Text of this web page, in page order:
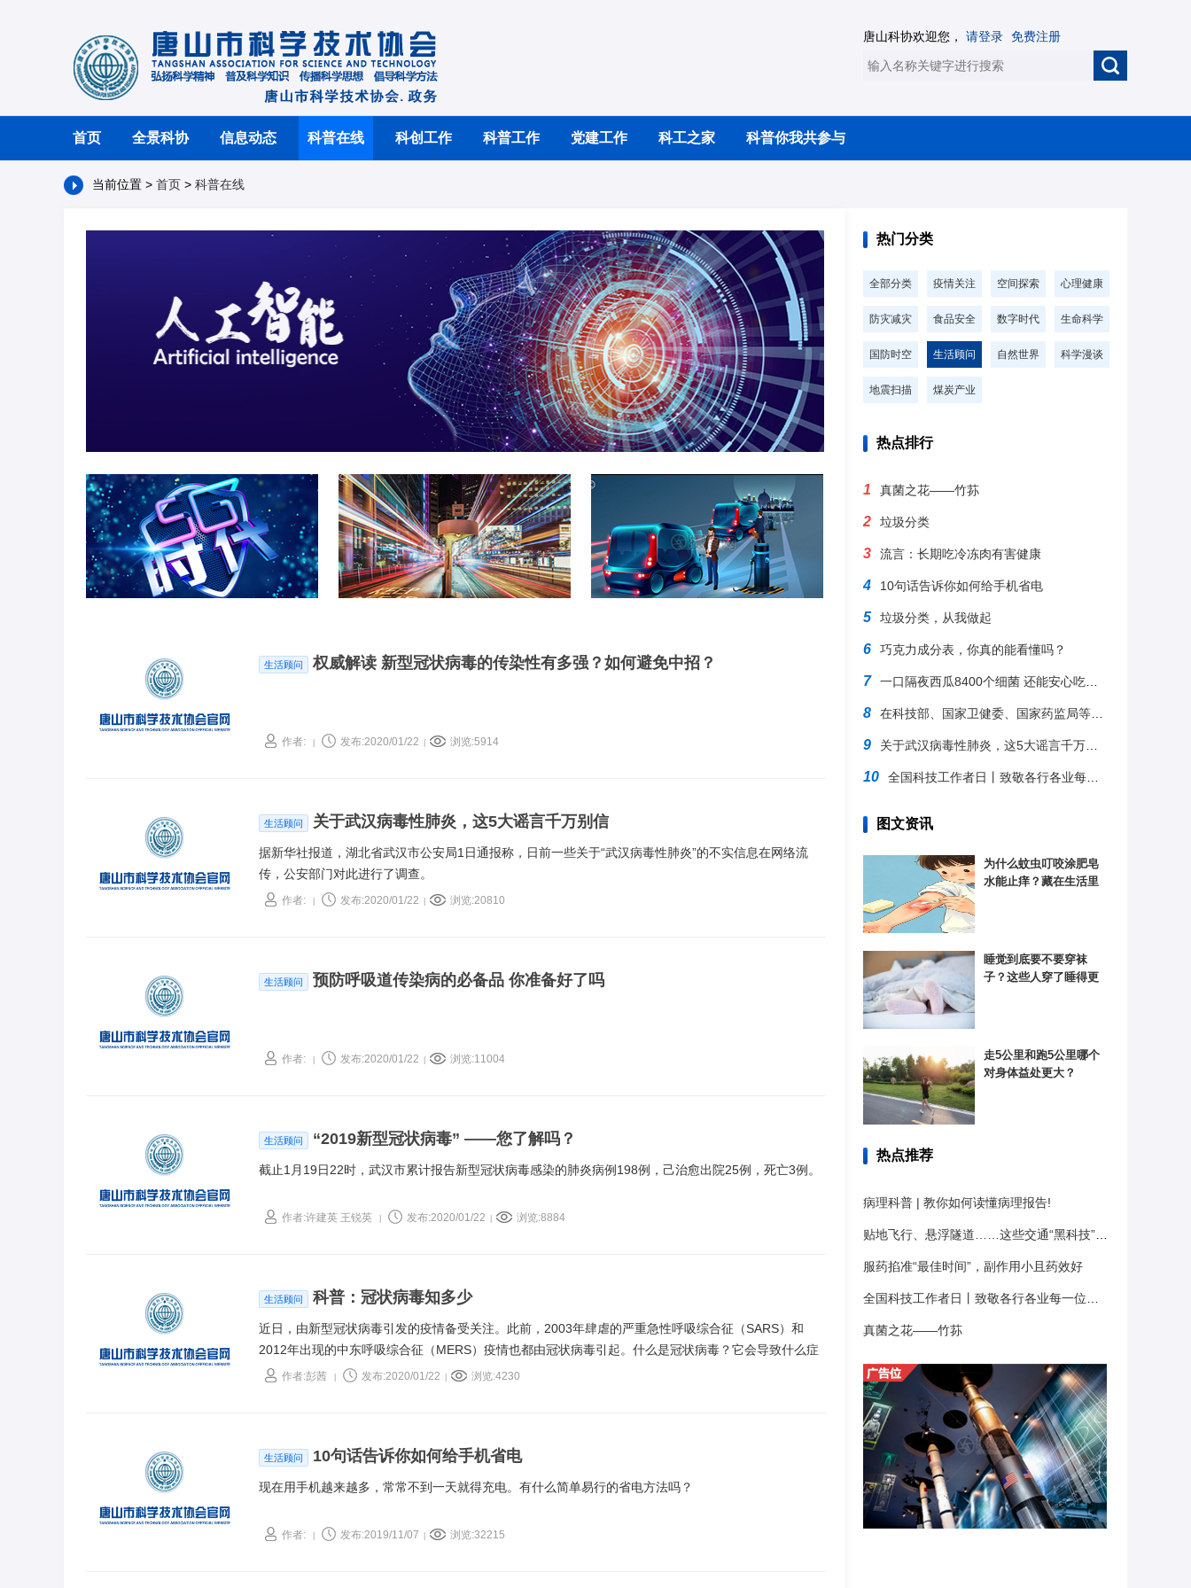
唐山科协欢迎您， 请登录 免费注册
首页 全景科协 信息动态 科普在线 科创工作 科普工作 党建工作 科工之家 科普你我共参与
当前位置 > 首页 > 科普在线
生活顾问 权威解读 新型冠状病毒的传染性有多强？如何避免中招？
作者: 发布:2020/01/22 浏览:5914
生活顾问 关于武汉病毒性肺炎，这5大谣言千万别信
据新华社报道，湖北省武汉市公安局1日通报称，日前一些关于“武汉病毒性肺炎”的不实信息在网络流
传，公安部门对此进行了调查。
作者: 发布:2020/01/22 浏览:20810
生活顾问 预防呼吸道传染病的必备品 你准备好了吗
作者: 发布:2020/01/22 浏览:11004
生活顾问 “2019新型冠状病毒” ——您了解吗？
截止1月19日22时，武汉市累计报告新型冠状病毒感染的肺炎病例198例，己治愈出院25例，死亡3例。
作者:许建英 王锐英 发布:2020/01/22 浏览:8884
生活顾问 科普：冠状病毒知多少
近日，由新型冠状病毒引发的疫情备受关注。此前，2003年肆虐的严重急性呼吸综合征（SARS）和
2012年出现的中东呼吸综合征（MERS）疫情也都由冠状病毒引起。什么是冠状病毒？它会导致什么症
状？怎样有效防护？
作者:彭茜 发布:2020/01/22 浏览:4230
生活顾问 10句话告诉你如何给手机省电
现在用手机越来越多，常常不到一天就得充电。有什么简单易行的省电方法吗？
作者: 发布:2019/11/07 浏览:32215
热门分类
全部分类 疫情关注 空间探索 心理健康
防灾减灾 食品安全 数字时代 生命科学
国防时空 生活顾问 自然世界 科学漫谈
地震扫描 煤炭产业
热点排行
1 真菌之花——竹荪
2 垃圾分类
3 流言：长期吃冷冻肉有害健康
4 10句话告诉你如何给手机省电
5 垃圾分类，从我做起
6 巧克力成分表，你真的能看懂吗？
7 一口隔夜西瓜8400个细菌 还能安心吃瓜吗？
8 在科技部、国家卫健委、国家药监局等多部门支持下，抗病毒药物瑞德西韦（remdesivir）已完成临床
9 关于武汉病毒性肺炎，这5大谣言千万别信
10 全国科技工作者日丨致敬各行各业每一位科技工作者，致敬心中的每一束光
图文资讯
为什么蚊虫叮咬涂肥皂
水能止痒？藏在生活里
睡觉到底要不要穿袜
子？这些人穿了睡得更
走5公里和跑5公里哪个
对身体益处更大？
热点推荐
病理科普 | 教你如何读懂病理报告!
服药掐准“最佳时间”，副作用小且药效好
真菌之花——竹荪